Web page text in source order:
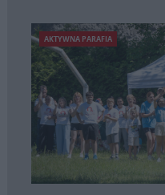
AKTYWNA PARAFIA